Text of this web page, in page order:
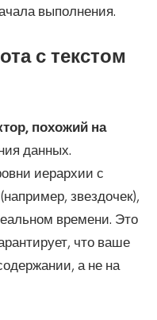
выполнения.
с текстом
похожий на
данных.
иерархии с
звездочек),
времени. Это
что ваше
а не на